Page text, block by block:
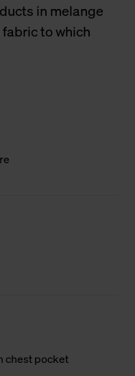
in melange
to which
chest pocket